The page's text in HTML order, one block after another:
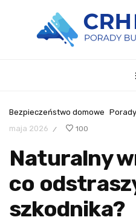
Bezpieczeństwo domowe
maja 2026
/ 100
Naturalny
co
szkodnika?